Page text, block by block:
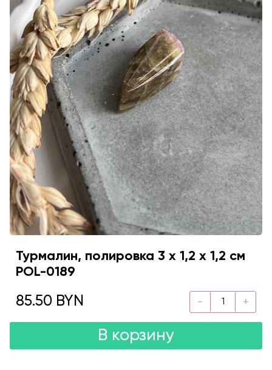
Турмалин, полировка 3 х 1,2 х 1,2 см
POL-0189
85.50 BYN
В корзину